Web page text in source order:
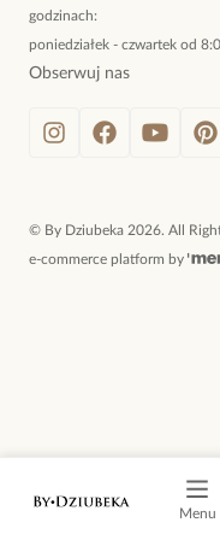
godzinach:
poniedziałek - czwartek od
Obserwuj nas
© By Dziubeka 2026. All
e-commerce platform by
Menu